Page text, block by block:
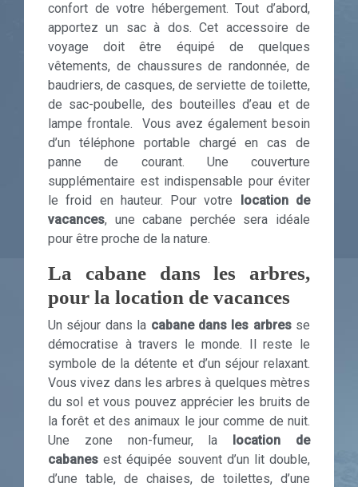
confort de votre hébergement. Tout d’abord,
apportez un sac à dos. Cet accessoire de
voyage doit être équipé de quelques
vêtements, de chaussures de randonnée, de
baudriers, de casques, de serviette de toilette,
de sac-poubelle, des bouteilles d’eau et de
lampe frontale. Vous avez également besoin
d’un téléphone portable chargé en cas de
panne de courant. Une couverture
supplémentaire est indispensable pour éviter
le froid en hauteur. Pour votre location de
vacances, une cabane perchée sera idéale
pour être proche de la nature.
La cabane dans les arbres,
pour la location de vacances
Un séjour dans la cabane dans les arbresse
démocratise à travers le monde. Il reste le
symbole de la détente et d’un séjour relaxant.
Vous vivez dans les arbres à quelques mètres
du sol et vous pouvez apprécier les bruits de
la forêt et des animaux le jour comme de nuit.
Une zone non-fumeur, la location de
cabanes est équipée souvent d’un lit double,
d’une table, de chaises, de toilettes, d’une